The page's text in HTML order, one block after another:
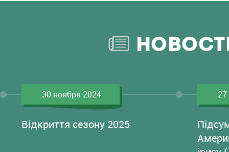
30 ноября 2024
Відкриття сезону 2025